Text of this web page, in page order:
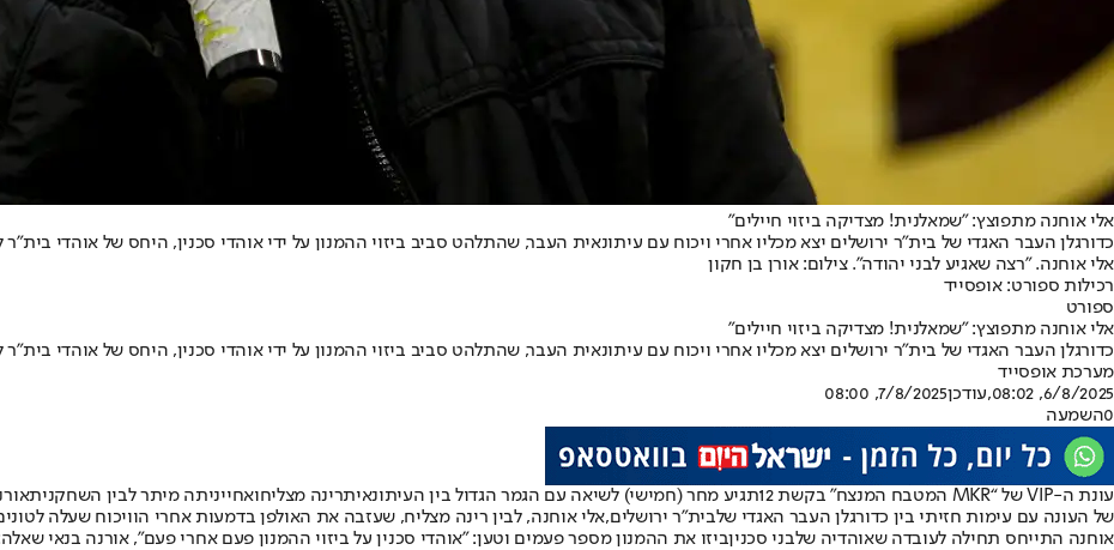
אלי אוחנה מתפוצץ: ״שמאלנית! מצדיקה ביזוי חיילים״
כדורגלן העבר האגדי של בית״ר ירושלים יצא מכליו אחרי ויכוח עם עיתונאית העבר, שהתלהט סביב ביזוי ההמנון על ידי אוהדי סכנין, היחס של אוהדי
אלי אוחנה. "רצה שאגיע לבני יהודה". צילום: אורן בן חקון
רכילות ספורט: אופסייד
ספורט
אלי אוחנה מתפוצץ: ״שמאלנית! מצדיקה ביזוי חיילים״
כדורגלן העבר האגדי של בית״ר ירושלים יצא מכליו אחרי ויכוח עם עיתונאית העבר, שהתלהט סביב ביזוי ההמנון על ידי אוהדי סכנין, היחס של אוהדי
מערכת אופסייד
6/8/2025, 08:02
,עודכן7/8/2025, 08:00
0השמעה
עונת ה-VIP של “ MKR המטבח המנצח ״ בקשת 12 תגיע מחר (חמישי) לשיאה עם הגמר הגדול בין העיתונאיתרינה מצליחואחייניתה מיתר לבין השחקנית
של העונה עם עימות חזיתי בין כדורגלן העבר האגדי שלבית"ר ירושלים,אלי אוחנה, לבין רינה מצליח, שעזבה את האולפן בדמעות אחרי הוויכוח שעלה
אוחנה התייחס תחילה לעובדה שאוהדיה שלבני סכניןביזו את ההמנון מספר פעמים וטען: ״אוהדי סכנין על ביזוי ההמנון פעם אחרי פעם״, אורנה בנאי